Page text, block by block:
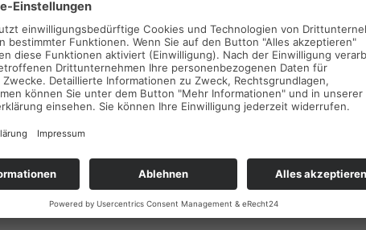
Messgerät zur Kontrolle während der Behandlung und viele
und Erfahrung vertrauen sowie eine gut eingespielte
Behandlung.
Hilfe für besonders schwierige Wurzelkanalbehandlungen an, die
für Patienten und Kollegen finden Sie unter dem Punkt
durch spezialisierte Zahnärzte?